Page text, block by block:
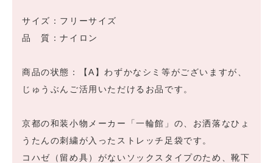
サイズ：フリーサイズ
品 質：ナイロン
商品の状態：【A】わずかなシミ等がございますが、
じゅうぶんご活用いただけるお品です。
京都の和装小物メーカー「一輪館」の、お洒落なひょ
うたんの刺繍が入ったストレッチ足袋です。
コハゼ（留め具）がないソックスタイプのため、靴下